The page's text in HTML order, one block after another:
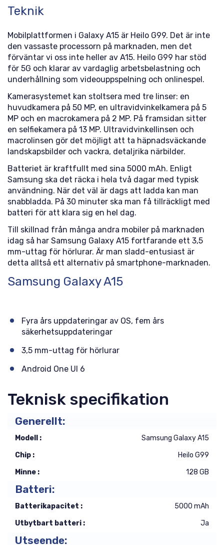
Teknik
Mobilplattformen i Galaxy A15 är Heilo G99. Det är inte
den vassaste processorn på marknaden, men det
förväntar vi oss inte heller av A15. Heilo G99 har stöd
för 5G och klarar av vardaglig arbetsbelastning och
underhållning som videouppspelning och onlinespel.
Kamerasystemet kan stoltsera med tre linser: en
huvudkamera på 50 MP, en ultravidvinkelkamera på 5
MP och en macrokamera på 2 MP. På framsidan sitter
en selfiekamera på 13 MP. Ultravidvinkellinsen och
macrolinsen gör det möjligt att ta häpnadsväckande
landskapsbilder och vackra, detaljrika närbilder.
Batteriet är kraftfullt med sina 5000 mAh. Enligt
Samsung ska det räcka i hela två dagar med typisk
användning. När det väl är dags att ladda kan man
snabbladda. På 30 minuter ska man få tillräckligt med
batteri för att klara sig en hel dag.
Till skillnad från många andra mobiler på marknaden
idag så har Samsung Galaxy A15 fortfarande ett 3,5
mm-uttag för hörlurar. Är man sladd-entusiast är
detta alltså ett alternativ på smartphone-marknaden.
Samsung Galaxy A15
Fyra års uppdateringar av OS, fem års
säkerhetsuppdateringar
3,5 mm-uttag för hörlurar
Android One UI 6
Teknisk specifikation
Generellt:
Modell :
Samsung Galaxy A15
Chip :
Heilo G99
Minne :
128 GB
Batteri:
Batterikapacitet :
5000 mAh
Utbytbart batteri :
Ja
Utseende: